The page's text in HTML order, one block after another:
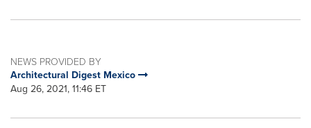
NEWS PROVIDED BY
Architectural Digest Mexico
Aug 26, 2021, 11:46 ET